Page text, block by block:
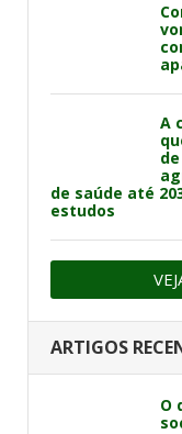
A
de saúde até
estudos
ARTIGOS
O